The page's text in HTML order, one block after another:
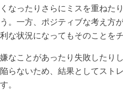
くなったりさらにミスを重ねた
う。一方、ポジティブな考え方
利な状況になってもそのことを
嫌なことがあったり失敗したり
陥らないため、結果としてスト
す。